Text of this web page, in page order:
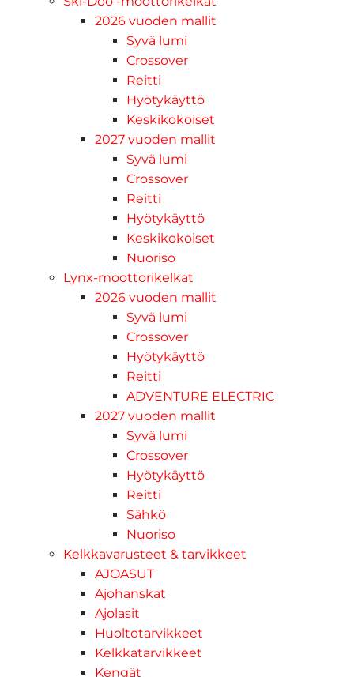
2026 vuoden mallit
Syvä lumi
Crossover
Reitti
Hyötykäyttö
Keskikokoiset
2027 vuoden mallit
Syvä lumi
Crossover
Reitti
Hyötykäyttö
Keskikokoiset
Nuoriso
Lynx-moottorikelkat
2026 vuoden mallit
Syvä lumi
Crossover
Hyötykäyttö
Reitti
ADVENTURE ELECTRIC
2027 vuoden mallit
Syvä lumi
Crossover
Hyötykäyttö
Reitti
Sähkö
Nuoriso
Kelkkavarusteet & tarvikkeet
AJOASUT
Ajohanskat
Ajolasit
Huoltotarvikkeet
Kelkkatarvikkeet
Kengät